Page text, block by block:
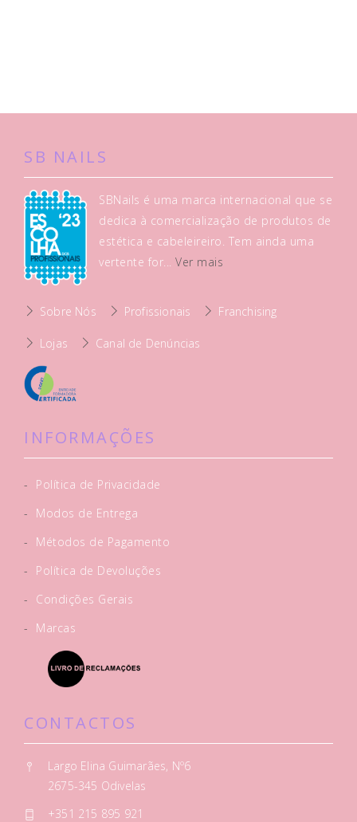
SB NAILS
SBNails é uma marca internacional que se
dedica à comercialização de produtos de
estética e cabeleireiro. Tem ainda uma
vertente for...Ver mais
Sobre Nós Profissionais Franchising
Lojas Canal de Denúncias
INFORMAÇÕES
-
Política de Privacidade
-
Modos de Entrega
-
Métodos de Pagamento
-
Política de Devoluções
-
Condições Gerais
-
Marcas
CONTACTOS
Largo Elina Guimarães, Nº6
2675-345 Odivelas
+351 215 895 921